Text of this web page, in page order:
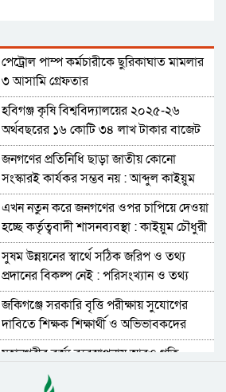
পেট্রোল পাম্প কর্মচারীকে ছুরিকাঘাত মামলার
৩ আসামি গ্রেফতার
হবিগঞ্জ কৃষি বিশ্ববিদ্যালয়ের ২০২৫-২৬
অর্থবছরের ১৬ কোটি ৩৪ লাখ টাকার বাজেট
ঘোষণা
জনগণের প্রতিনিধি ছাড়া জাতীয় কোনো
সংস্কারই কার্যকর সম্ভব নয় : আব্দুল কাইয়ুম
চৌধুরী
এখন নতুন করে জনগণের ওপর চাপিয়ে দেওয়া
হচ্ছে কর্তৃত্ববাদী শাসনব্যবস্থা : কাইয়ুম চৌধুরী
সুষম উন্নয়নের স্বার্থে সঠিক জরিপ ও তথ্য
প্রদানের বিকল্প নেই : পরিসংখ্যান ও তথ্য
ব্যবস্থাপনা সচিব
জকিগঞ্জে সরকারি বৃত্তি পরীক্ষায় সুযোগের
দাবিতে শিক্ষক শিক্ষার্থী ও অভিভাবকদের
মানববন্ধন
মহানগরীর বর্জ্য ব্যবস্থাপনায় আরও গতি
আনতে নীতিমালা প্রণয়নের উদ্যোগ নিয়েছে